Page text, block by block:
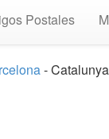
Postales
-